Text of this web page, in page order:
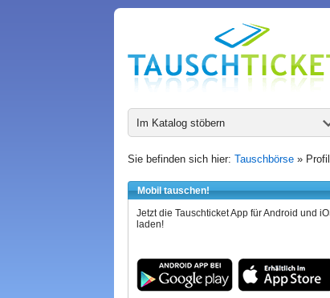
Im Katalog stöbern
Sie befinden sich hier: Tauschbörse »
Mobil tauschen!
Jetzt die Tauschticket App für Android und
laden!